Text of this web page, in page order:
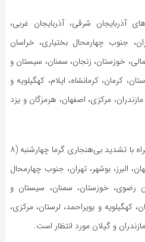
آذربایجان شرقی، آذربایجان غربی،
جنوب چهارمحال بختیاری، خراسان
خوزستان، زنجان، سمنان، سیستان و
کرمان، کرمانشاه، ایلام، کهگیلویه و
مرکزی، اصفهان، هرمزگان و یزد
همچنین افزایش محسوس دما همراه با تشدید بی‌هنجاری گرما چهارشنبه (۸
البرز، بوشهر، تهران، جنوب چهارمحال
رضوی، خوزستان، سمنان، سیستان و
کهگیلویه و بویراحمد، لرستان، مرکزی،
و گیلان مورد انتظار است.